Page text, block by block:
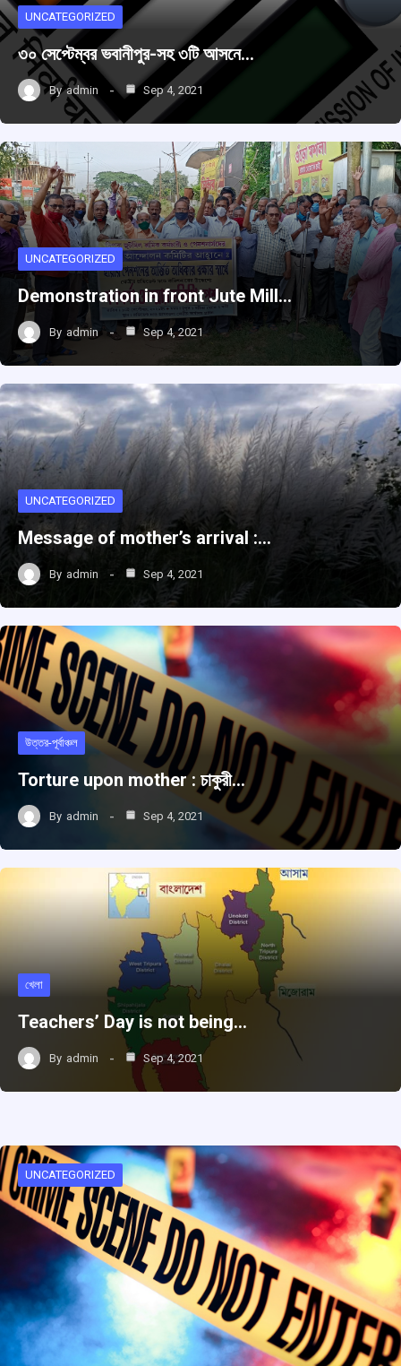
UNCATEGORIZED
৩০ সেপ্টেম্বর ভবানীপুর-সহ ৩টি আসনে…
By admin Sep 4, 2021
UNCATEGORIZED
Demonstration in front Jute Mill…
By admin Sep 4, 2021
UNCATEGORIZED
Message of mother’s arrival :…
By admin Sep 4, 2021
উত্তর-পূর্বাঞ্চল
Torture upon mother : চাকুরী…
By admin Sep 4, 2021
খেলা
Teachers’ Day is not being…
By admin Sep 4, 2021
UNCATEGORIZED